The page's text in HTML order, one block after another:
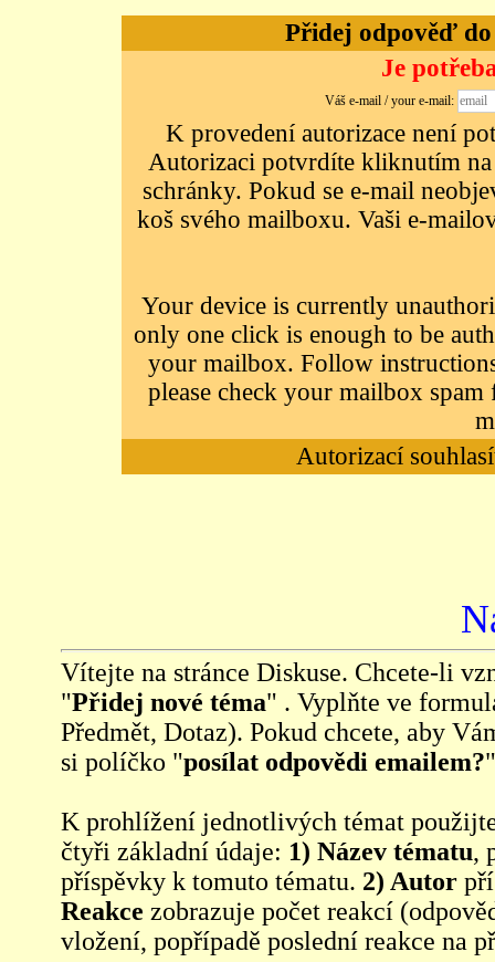
Přidej odpověď
Je
Váš e-mail / your e-mail:
K provedení autorizace není
Autorizaci potvrdíte kliknutím na
schránky. Pokud se e-mail
koš svého mailboxu. Vaši e-
Your device is currently
only one click is enough to be
your mailbox. Follow
please check your mailbox
Autorizací
Vítejte na stránce Diskuse. Chcete-li
"Přidej nové téma" . Vyplňte ve
Předmět, Dotaz). Pokud chcete, aby
si políčko "posílat odpovědi emailem?
K prohlížení jednotlivých témat
čtyři základní údaje: 1) Název tématu,
příspěvky k tomuto tématu. 2) Autor
Reakce zobrazuje počet reakcí
vložení, popřípadě poslední reakce na